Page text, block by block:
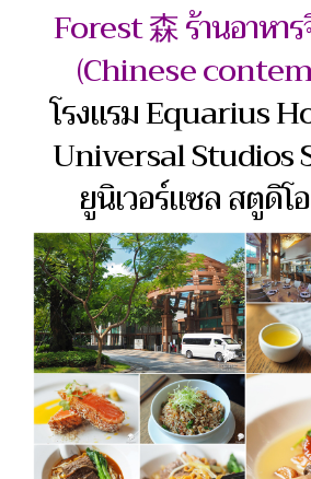
Forest 森 ร้านอาหา
(Chinese
โรงแรม Equarius
Universal Studios
ยูนิเวอร์แซล สตูดิโ